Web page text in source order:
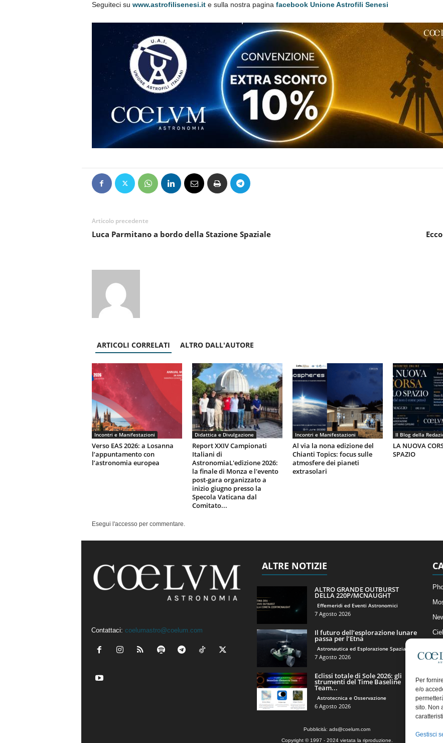
Per
e/o
sito. Non
Gestisci
Seguiteci su www.astrofilisenesi.ite sulla nostra pagina facebook Unione Astrofili Senesi
Articolo precedente
Luca Parmitano a bordo della Stazione Spaziale
ARTICOLI CORRELATI ALTRO DALL'AUTORE
Incontri e Manifestazioni
Verso EAS 2026: a Losanna
l’appuntamento con
l’astronomia europea
Didattica e Divulgazione
Report XXIV Campionati
Italiani di
AstronomiaL'edizione 2026:
la finale di Monza e l'evento
post-gara organizzato a
inizio giugno presso la
Specola Vaticana dal
Comitato...
Incontri e Manifestazioni
Al via la nona edizione del
Chianti Topics: focus sulle
atmosfere dei pianeti
extrasolari
Il Blog della
LA NUOVA
SPAZIO
Esegui l'accesso per commentare.
Contattaci: coelumastro@coelum.com
ALTRE NOTIZIE
ALTRO GRANDE OUTBURST
DELLA 220P/MCNAUGHT
Effemeridi ed Eventi Astronomici
7 Agosto 2026
Il futuro dell’esplorazione lunare
passa per l’Etna
Astronautica ed Esplorazione Spaziale
7 Agosto 2026
Eclissi totale di Sole 2026: gli
strumenti del Time Baseline
Team...
Astrotecnica e Osservazione
6 Agosto 2026
Il
Pubblicità: ads@coelum.com
Copyright © 1997 - 2024 vietata la riproduzione.